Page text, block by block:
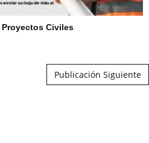
Proyectos Civiles
Publicación Siguiente